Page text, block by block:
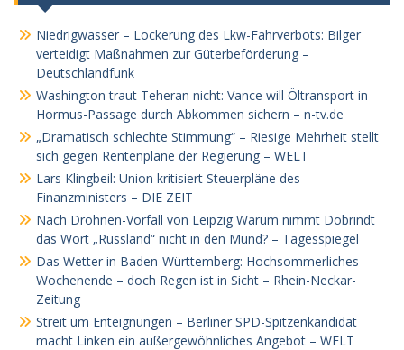
Niedrigwasser – Lockerung des Lkw-Fahrverbots: Bilger
verteidigt Maßnahmen zur Güterbeförderung –
Deutschlandfunk
Washington traut Teheran nicht: Vance will Öltransport in
Hormus-Passage durch Abkommen sichern – n-tv.de
„Dramatisch schlechte Stimmung“ – Riesige Mehrheit stellt
sich gegen Rentenpläne der Regierung – WELT
Lars Klingbeil: Union kritisiert Steuerpläne des
Finanzministers – DIE ZEIT
Nach Drohnen-Vorfall von Leipzig Warum nimmt Dobrindt
das Wort „Russland“ nicht in den Mund? – Tagesspiegel
Das Wetter in Baden-Württemberg: Hochsommerliches
Wochenende – doch Regen ist in Sicht – Rhein-Neckar-
Zeitung
Streit um Enteignungen – Berliner SPD-Spitzenkandidat
macht Linken ein außergewöhnliches Angebot – WELT